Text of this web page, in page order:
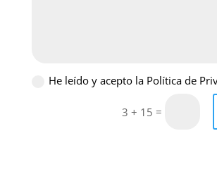
He leído y acepto la Política de
3 + 15 =